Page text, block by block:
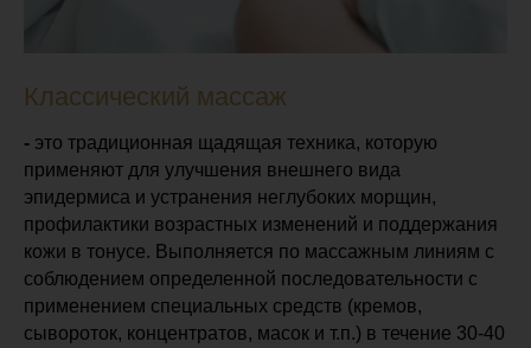
Классический массаж
- это традиционная щадящая техника, которую
применяют для улучшения внешнего вида
эпидермиса и устранения неглубоких морщин,
профилактики возрастных изменений и поддержания
кожи в тонусе. Выполняется по массажным линиям с
соблюдением определенной последовательности с
применением специальных средств (кремов,
сывороток, концентратов, масок и т.п.) в течение 30-40